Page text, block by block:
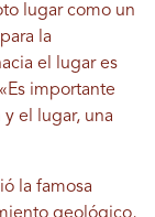
lugar como un
la
el lugar es
importante
el lugar, una
la famosa
geológico,